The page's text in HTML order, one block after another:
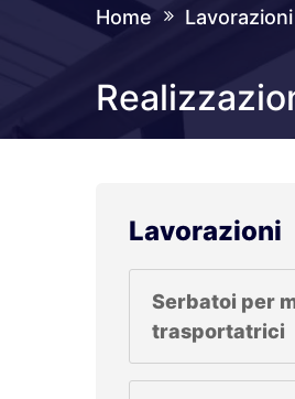
Home Lavorazioni
Lavorazioni
Serbatoi per
trasportatrici